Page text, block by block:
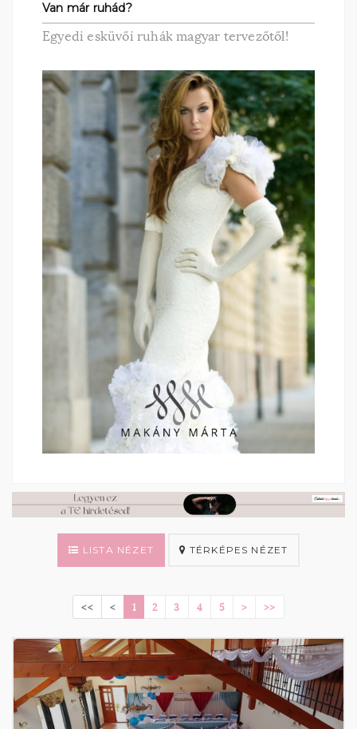
Van már ruhád?
Egyedi esküvői ruhák magyar tervezőtől!
LISTA NÉZET TÉRKÉPES NÉZET
<< < 1 2 3 4 5 > >>